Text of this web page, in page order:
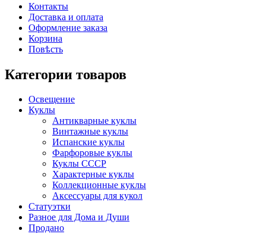
Контакты
Доставка и оплата
Оформление заказа
Корзина
Повѣсть
Категории товаров
Освещение
Куклы
Антикварные куклы
Винтажные куклы
Испанские куклы
Фарфоровые куклы
Куклы СССР
Характерные куклы
Коллекционные куклы
Аксессуары для кукол
Статуэтки
Разное для Дома и Души
Продано